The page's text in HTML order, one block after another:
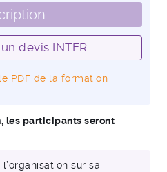
devis INTER
PDF de la formation
les participants seront
sur sa